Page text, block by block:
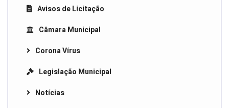
Avisos de Licitação
Câmara Municipal
Corona Vírus
Legislação Municipal
Notícias